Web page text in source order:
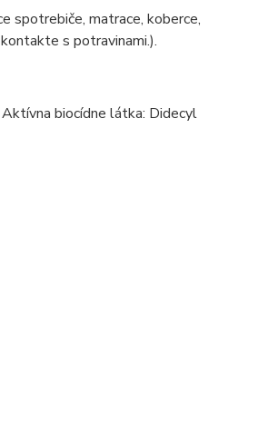
spotrebiče, matrace, koberce,
s potravinami.).
biocídne látka: Didecyl